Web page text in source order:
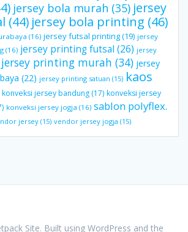
jersey bola murah (35) jersey
(44) jersey bola printing (46)
(16) jersey futsal printing(19) jersey
(16) jersey printing futsal (26) jersey
jersey printing murah (34) jersey
(22) jersey printing satuan (15) kaos
konveksi jersey bandung (17) konveksi jersey
konveksi jersey jogja (16) sablon polyflex.
jersey(15) vendor jersey jogja (15)
Site. Built using WordPress and the